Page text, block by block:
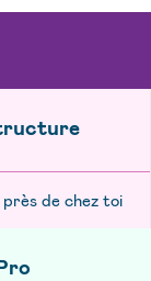
recherche
près de chez toi